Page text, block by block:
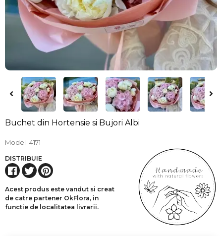
Buchet din Hortensie si Bujori Albi
Model 4171
DISTRIBUIE
Acest produs este vandut si creat
de catre partener OkFlora, in
functie de localitatea livrarii.